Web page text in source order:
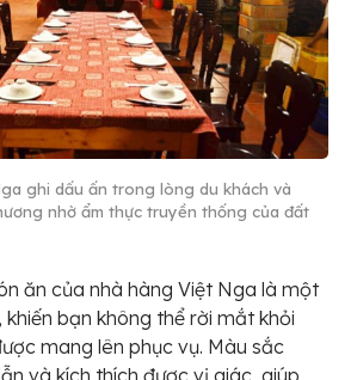
ghi dấu ấn trong lòng du khách và
nhờ ẩm thực truyền thống của đất
ăn của nhà hàng Việt Nga là một
bạn không thể rời mắt khỏi
mang lên phục vụ. Màu sắc